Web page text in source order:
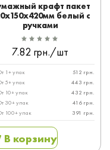
крафт пакет
белый с
ручками
7.82 грн./шт
1+ упак
512 грн.
5+ упак
443 грн.
10+ упак
432 грн.
30+ упак
416 грн.
100+ упак
391 грн.
В корзину